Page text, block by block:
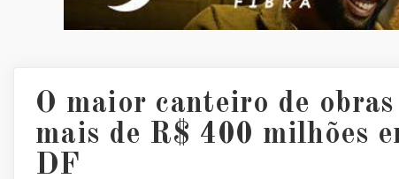
O maior canteiro de
mais de R$ 400 milhões
DF